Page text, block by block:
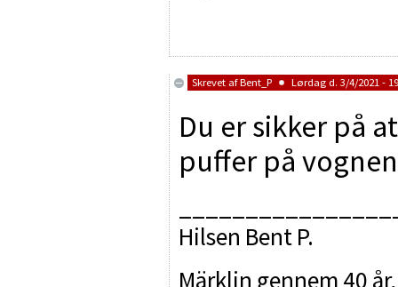
Skrevet afBent_P Lørdag d. 3/4/2021 -
Du er sikker på
puffer på
Hilsen Bent P.
Märklin gennem 40